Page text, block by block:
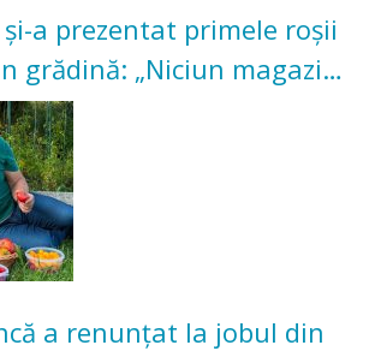
și-a prezentat primele roșii
grădină: „Niciun magazin
această satisfacție”
a renunțat la jobul din